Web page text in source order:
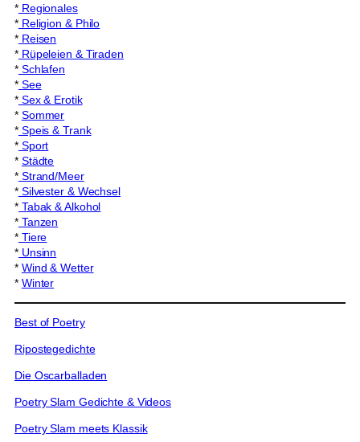
*Regionales
*Religion & Philo
*Reisen
*Rüpeleien & Tiraden
*Schlafen
*See
*Sex & Erotik
* Sommer
*Speis & Trank
*Sport
* Städte
*Strand/Meer
*Silvester & Wechsel
*Tabak & Alkohol
*Tanzen
*Tiere
*Unsinn
* Wind & Wetter
* Winter
Best of Poetry
Ripostegedichte
Die Oscarballaden
Poetry Slam Gedichte & Videos
Poetry Slam meets Klassik